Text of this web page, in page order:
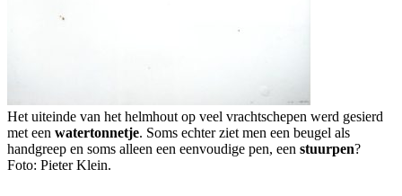
Het uiteinde van het helmhout op veel vrachtschepen werd gesierd
met een watertonnetje. Soms echter ziet men een beugel als
handgreep en soms alleen een eenvoudige pen, een stuurpen?
Foto: Pieter Klein.